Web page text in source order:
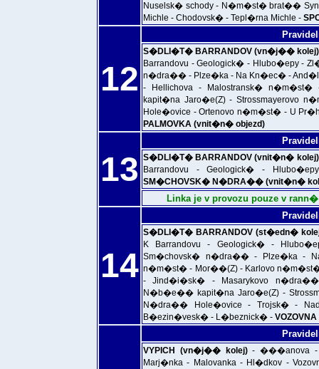
Nuselsk� schody - N�m�st� brat��
Michle - Chodovsk� - Tepl�rna Michle -
12
S�DLI�T� BARRANDOV (vn�j�� kolej)
Barrandovu - Geologick� - Hlubo�epy -
n�dra�� - Plze�ka - Na Kn�ec� - And�l
- Hellichova - Malostransk�
kapit�na Jaro�e(Z) -
Hole�ovice - Ortenovo n�m�st� - U
PALMOVKA (vnit�n� objezd)
13 S�DLI�T� BARRANDOV (vnit�n� kolej)
Barrandovu - Geologick� -
SM�CHOVSK� N�DRA�� (vnit�n�
Linka je v provozu pouze v
14
S�DLI�T� BARRANDOV (st�edn�
K Barrandovu - Geologick� -
Sm�chovsk� n�dra�� - Plze�ka -
n�m�st� - Mor��(Z) - Karlovo
- Jind�i�sk� - Masarykovo
N�b�e�� kapit�na Jaro�e(Z) -
N�dra�� Hole�ovice - Trojsk� -
B�ezin�vesk� - L�beznick� -
VYPICH (vn�j�� kolej)- ���anova -
Marj�nka - Malovanka - Hl�dkov -